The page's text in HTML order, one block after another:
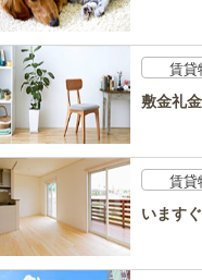
賃貸
敷金礼
賃貸
います